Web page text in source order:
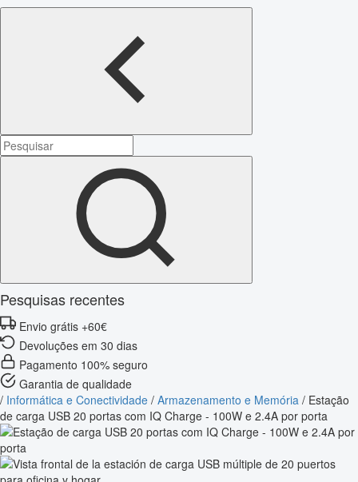
Pesquisas recentes
Envio grátis +60€
Devoluções em 30 dias
Pagamento 100% seguro
Garantia de qualidade
/ Informática e Conectividade / Armazenamento e Memória / Estação
de carga USB 20 portas com IQ Charge - 100W e 2.4A por porta